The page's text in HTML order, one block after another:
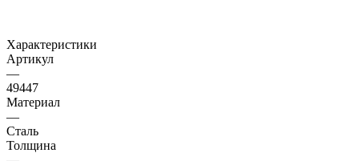
Характеристики
Артикул
—
49447
Материал
—
Сталь
Толщина